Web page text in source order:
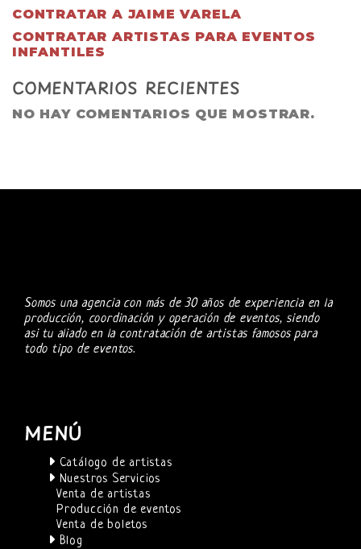
CONTRATAR A JAIME VARELA
CONTRATAR ARTISTAS PARA EVENTOS
INFANTILES
COMENTARIOS RECIENTES
NO HAY COMENTARIOS QUE MOSTRAR.
Somos una agencia con más de 30 años de experiencia en la
producción, coordinación y operación de eventos, siendo
asi tu aliado en la contratación de artistas famosos para
todo tipo de eventos.
MENÚ
Catálogo de artistas
Nuestros Servicios
Venta de artistas
Producción de eventos
Venta de boletos
Blog